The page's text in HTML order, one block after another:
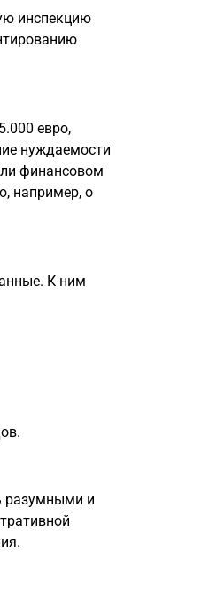
инспекцию
евро,
нуждаемости
финансовом
например, о
К ним
разумными и